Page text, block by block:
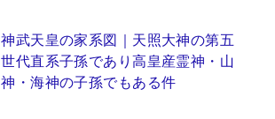
神武天皇の家系図｜天照大神の第五
世代直系子孫であり高皇産霊神・山
神・海神の子孫でもある件